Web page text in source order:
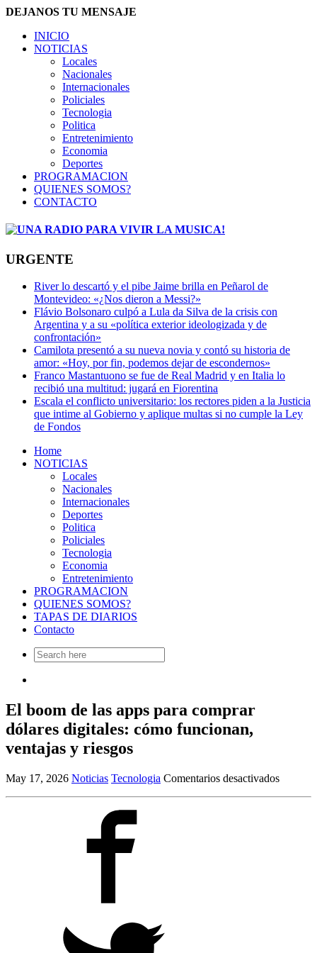
DEJANOS TU MENSAJE
INICIO
NOTICIAS
Locales
Nacionales
Internacionales
Policiales
Tecnologia
Politica
Entretenimiento
Economia
Deportes
PROGRAMACION
QUIENES SOMOS?
CONTACTO
URGENTE
River lo descartó y el pibe Jaime brilla en Peñarol de
Montevideo: «¿Nos dieron a Messi?»
Flávio Bolsonaro culpó a Lula da Silva de la crisis con
Argentina y a su «política exterior ideologizada y de
confrontación»
Camilota presentó a su nueva novia y contó su historia de
amor: «Hoy, por fin, podemos dejar de escondernos»
Franco Mastantuono se fue de Real Madrid y en Italia lo
recibió una multitud: jugará en Fiorentina
Escala el conflicto universitario: los rectores piden a la Justicia
que intime al Gobierno y aplique multas si no cumple la Ley
de Fondos
Home
NOTICIAS
Locales
Nacionales
Internacionales
Deportes
Politica
Policiales
Tecnologia
Economia
Entretenimiento
PROGRAMACION
QUIENES SOMOS?
TAPAS DE DIARIOS
Contacto
Search
for:
El boom de las apps para comprar
dólares digitales: cómo funcionan,
ventajas y riesgos
May 17, 2026 Noticias Tecnologia Comentarios desactivadosen